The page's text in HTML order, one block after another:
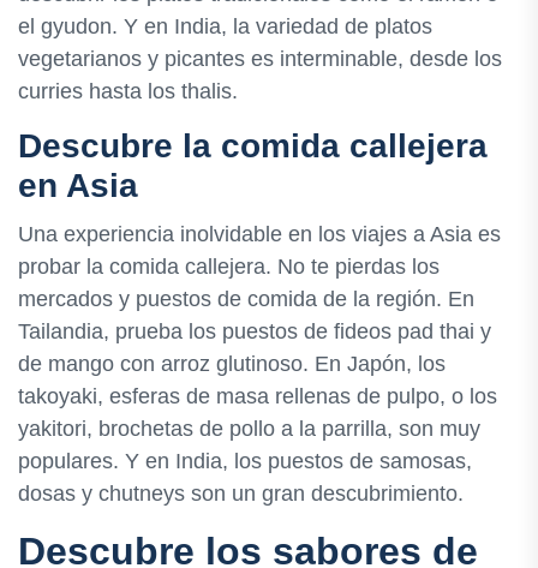
el gyudon. Y en India, la variedad de platos
vegetarianos y picantes es interminable, desde los
curries hasta los thalis.
Descubre la comida callejera
en Asia
Una experiencia inolvidable en los viajes a Asia es
probar la comida callejera. No te pierdas los
mercados y puestos de comida de la región. En
Tailandia, prueba los puestos de fideos pad thai y
de mango con arroz glutinoso. En Japón, los
takoyaki, esferas de masa rellenas de pulpo, o los
yakitori, brochetas de pollo a la parrilla, son muy
populares. Y en India, los puestos de samosas,
dosas y chutneys son un gran descubrimiento.
Descubre los sabores de